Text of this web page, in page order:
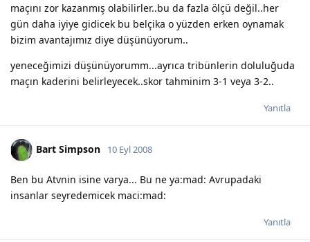
maçını zor kazanmış olabilirler..bu da fazla ölçü değil..her
gün daha iyiye gidicek bu belçika o yüzden erken oynamak
bizim avantajımız diye düşünüyorum..
yeneceğimizi düşünüyorumm...ayrıca tribünlerin doluluğuda
maçın kaderini belirleyecek..skor tahminim 3-1 veya 3-2..
Yanıtla
Bart Simpson 10 Eyl 2008
Ben bu Atvnin isine varya... Bu ne ya:mad: Avrupadaki
insanlar seyredemicek maci:mad:
Yanıtla